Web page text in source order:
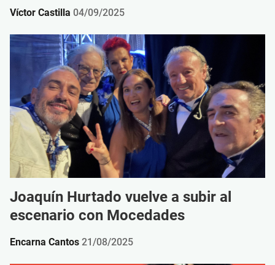
Víctor Castilla 04/09/2025
Joaquín Hurtado vuelve a subir al
escenario con Mocedades
Encarna Cantos 21/08/2025